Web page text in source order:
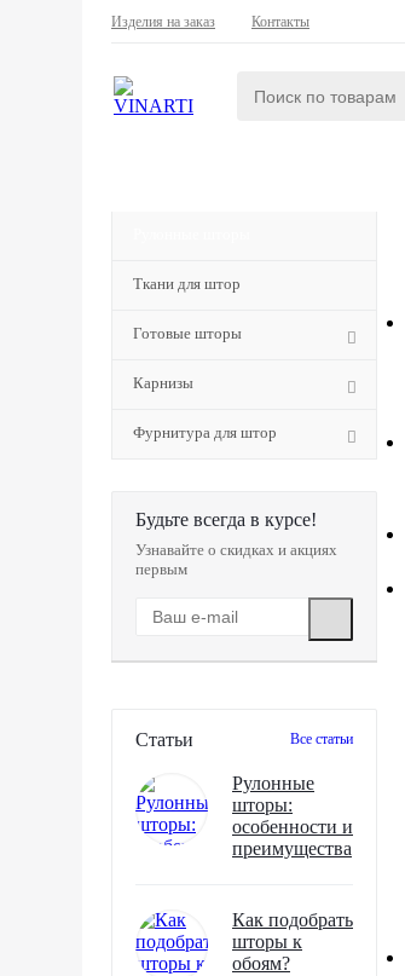
Изделия на заказ Контакты
Ткани для штор
Готовые шторы
Карнизы
Фурнитура для штор
Будьте всегда в курсе!
Узнавайте о скидках и акциях
первым
Статьи Все статьи
Рулонные
шторы:
особенности и
преимущества
Как подобрать
шторы к
обоям?